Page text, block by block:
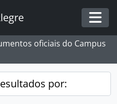
oficiais do Campus
por: